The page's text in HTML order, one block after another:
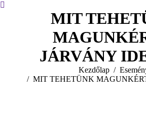
Search:
MIT
JÁRVÁNY
Kezdőlap
MIT TEHETÜNK